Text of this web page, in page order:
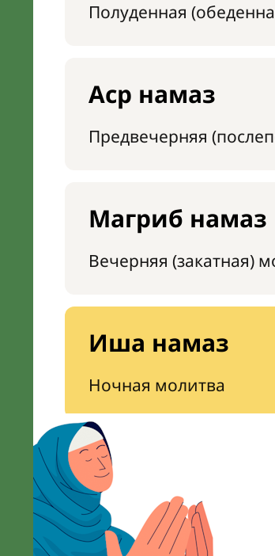
Полуденная
Аср намаз
Предвечерняя
Магриб намаз
Вечерняя (закатная)
Иша намаз
Ночная молитва